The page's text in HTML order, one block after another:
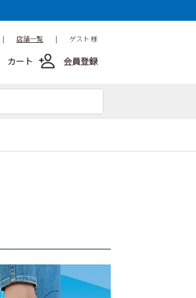
| 店舗一覧 | ゲスト 様
カート 会員登録